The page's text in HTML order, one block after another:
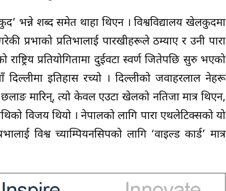
भन्ने शब्द समेत थाहा थिएन । विश्वविद्यालय खेलकुदमा
प्रभाको प्रतिभालाई पारखीहरूले ठम्याए र उनी पारा
प्रतियोगितामा दुईवटा स्वर्ण जितेपछि सुरु भएको
दिल्लीमा इतिहास रच्यो । दिल्लीको जवाहरलाल नेहरू
मारिन्, त्यो केवल एउटा खेलको नतिजा मात्र थिएन,
विजय थियो । नेपालको लागि पारा एथलेटिक्सको यो
विश्व च्याम्पियनसिपको लागि ‘वाइल्ड कार्ड’ मात्र